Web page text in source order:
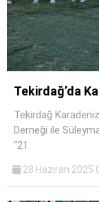
Tekirdağ’da
Tekirdağ
Derneği ile
“21.
28 Haziran 2025